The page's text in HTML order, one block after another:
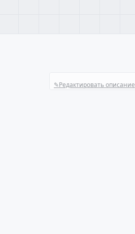
✎Редактировать описание